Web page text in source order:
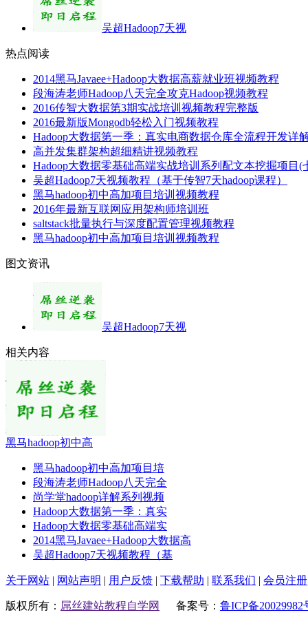
吴超Hadoop7天视
热点阅读
2014黑马Javaee+Hadoop大数据高薪就业班视频教程
段海涛老师Hadoop八天完全攻克Hadoop视频教程
2016传智大数据第3期实战培训视频教程完整版
2016最新版Mongodb轻松入门视频教程
Hadoop大数据第一季：真实电商数据仓库全流程开发详
高并发集群架构超细精讲视频教程
Hadoop大数据零基础高端实战培训系列配文本挖掘项目(
吴超Hadoop7天视频教程（基于传智7天hadoop课程）
黑马hadoop初中高加项目培训视频教程
2016年最新互联网应用架构师培训班
saltstack批量执行与深度配置管理视频教程
黑马hadoop初中高加项目培训视频教程
图文资讯
吴超Hadoop7天视
相关内容
黑马hadoop初中高
黑马hadoop初中高加项目培
段海涛老师Hadoop八天完全
尚学堂hadoop详解系列视频
Hadoop大数据第一季：真实
Hadoop大数据零基础高端实
2014黑马Javaee+Hadoop大数据高
吴超Hadoop7天视频教程（基
关于网站 | 网站声明 | 用户反馈 | 下载帮助 | 联系我们 | 会员注册
版权所有： 屌丝建站教程自学网 备案号： 鲁ICP备20029982